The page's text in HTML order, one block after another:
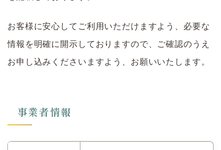
お客様に安心してご利用いただけますよう、必要な
情報を明確に開示しておりますので、ご確認のうえ
お申し込みくださいますよう、お願いいたします。
事業者情報